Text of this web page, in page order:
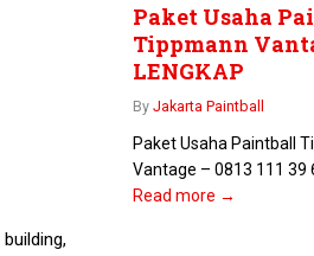
Paket Usaha
Tippmann
LENGKAP
By Jakarta Paintball
Paket Usaha Paintball
Vantage – 0813 111 39
Read more →